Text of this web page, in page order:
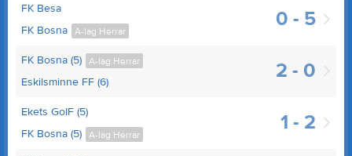
0 - 5
FK Besa
A-lag Herrar
FK Bosna
2 - 0
A-lag Herrar
FK Bosna (5)
Eskilsminne FF (6)
1 - 2
Ekets GoIF (5)
A-lag Herrar
FK Bosna (5)